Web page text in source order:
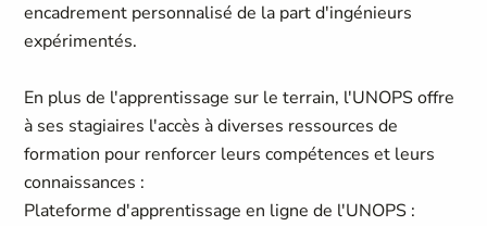
encadrement personnalisé de la part d'ingénieurs
expérimentés.
En plus de l'apprentissage sur le terrain, l'UNOPS offre
à ses stagiaires l'accès à diverses ressources de
formation pour renforcer leurs compétences et leurs
connaissances :
Plateforme d'apprentissage en ligne de l'UNOPS :